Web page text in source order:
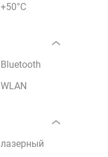
+50°C
Bluetooth
WLAN
лазерный